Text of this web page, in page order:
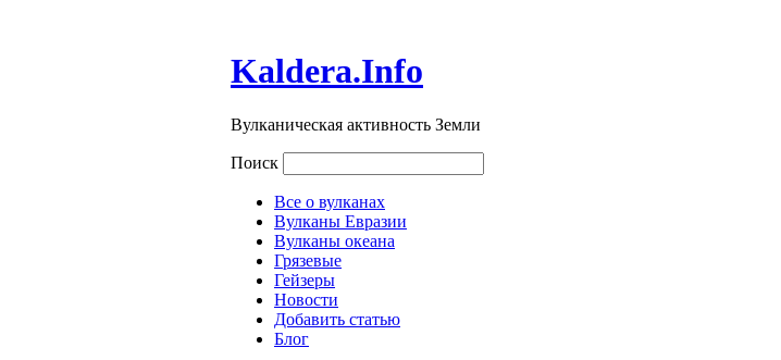
Kaldera.Info
Вулканическая активность Земли
Поиск
Все о вулканах
Вулканы Евразии
Вулканы океана
Грязевые
Гейзеры
Новости
Добавить статью
Блог